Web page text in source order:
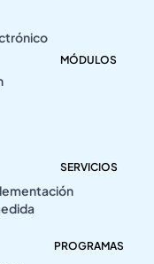
MÓDULOS
SERVICIOS
PROGRAMAS